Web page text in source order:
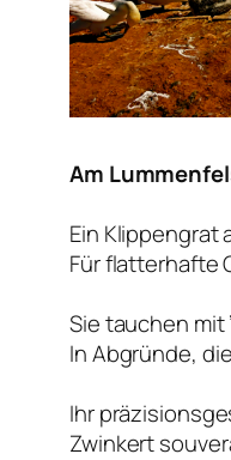
Am
Ein Klippengrat
Für flatterhafte
Sie tauchen mit
In Abgründe,
Ihr
Zwinkert